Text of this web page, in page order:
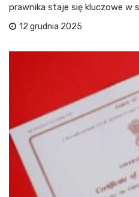
prawnika staje się kluczowe w
12 grudnia 2025